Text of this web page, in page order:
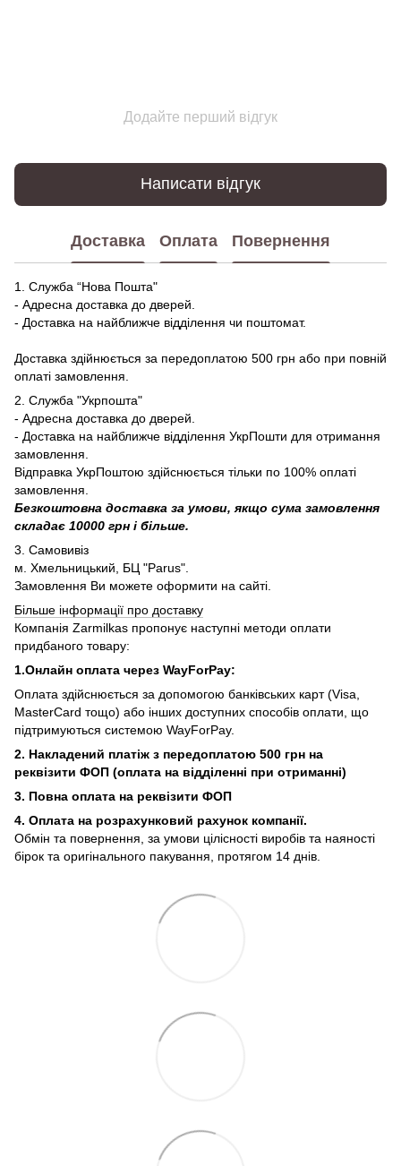
Додайте перший відгук
Написати відгук
Доставка Оплата Повернення
1. Служба “Нова Пошта"
- Адресна доставка до дверей.
- Доставка на найближче відділення чи поштомат.
Доставка здійнюється за передоплатою 500 грн або при повній
оплаті замовлення.
2. Служба "Укрпошта"
- Адресна доставка до дверей.
- Доставка на найближче відділення УкрПошти для отримання
замовлення.
Відправка УкрПоштою здійснюється тільки по 100% оплаті
замовлення.
Безкоштовна доставка за умови, якщо сума замовлення
складає 10000 грн і більше.
3. Самовивіз
м. Хмельницький, БЦ "Parus".
Замовлення Ви можете оформити на сайті.
Більше інформації про доставку
Компанія Zarmilkas пропонує наступні методи оплати
придбаного товару:
1.Онлайн оплата через WayForPay:
Оплата здійснюється за допомогою банківських карт (Visa,
MasterCard тощо) або інших доступних способів оплати, що
підтримуються системою WayForPay.
2. Накладений платіж з передоплатою 500 грн на
реквізити ФОП (оплата на відділенні при отриманні)
3. Повна оплата на реквізити ФОП
4. Оплата на розрахунковий рахунок компанії.
Обмін та повернення, за умови цілісності виробів та наяності
бірок та оригінального пакування, протягом 14 днів.